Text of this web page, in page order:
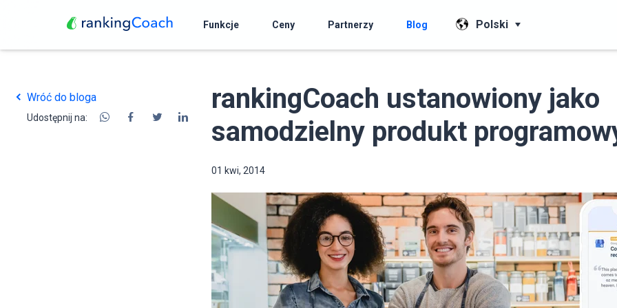
Funkcje Ceny Partnerzy Blog Polski
Wróć do bloga
Udostępnij na:
rankingCoach ustanowiony jako
samodzielny produkt
01 kwi, 2014